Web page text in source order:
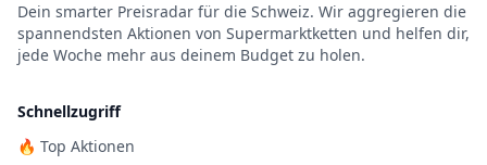
Dein smarter Preisradar für die Schweiz. Wir aggregieren die
spannendsten Aktionen von Supermarktketten und helfen dir,
jede Woche mehr aus deinem Budget zu holen.
Schnellzugriff
🔥 Top Aktionen